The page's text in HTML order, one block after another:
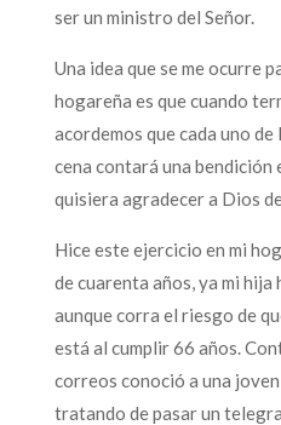
ser un ministro del Señor.
Una idea que se me ocurre
hogareña es que cuando
acordemos que cada uno
cena contará una bendición
quisiera agradecer a Dios
Hice este ejercicio en mi
de cuarenta años, ya mi
aunque corra el riesgo de
está al cumplir 66 años.
correos conoció a una
tratando de pasar un